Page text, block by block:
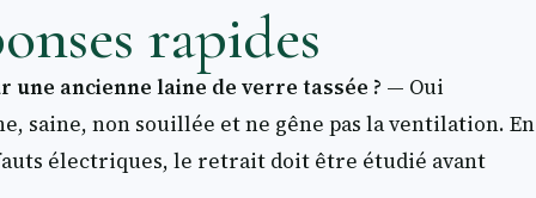
rapides
ancienne laine de verre tassée ? — Oui
saine, non souillée et ne gêne pas la ventilation. En
électriques, le retrait doit être étudié avant